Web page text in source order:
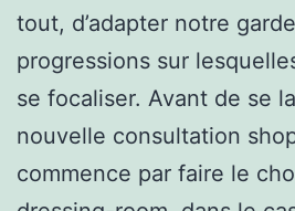
tout, d’adapter notre
progressions sur
se focaliser. Avant de se
nouvelle consultation
commence par faire le